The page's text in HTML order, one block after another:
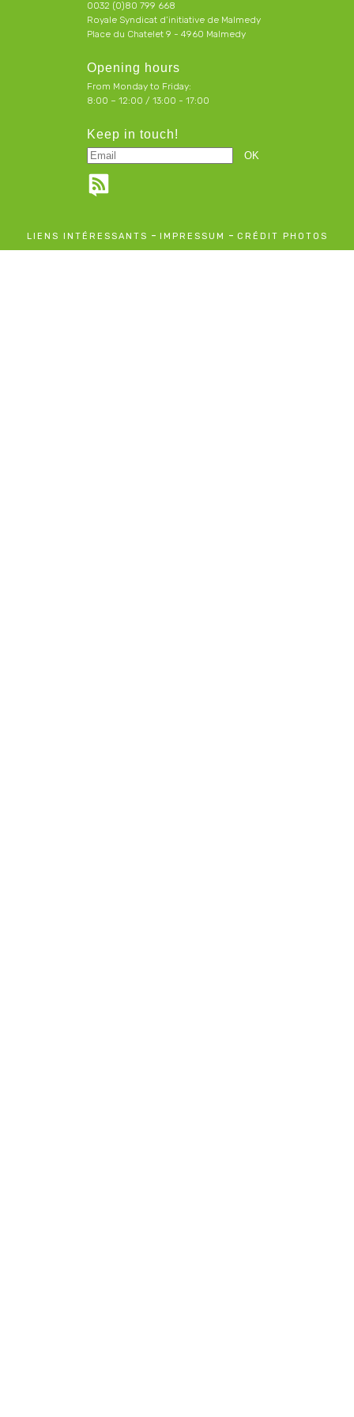
0032 (0)80 799 668
Royale Syndicat d’initiative de Malmedy
Place du Chatelet 9 - 4960 Malmedy
Opening hours
From Monday to Friday:
8:00 – 12:00 / 13:00 - 17:00
Keep in touch!
LIENS INTÉRESSANTS - IMPRESSUM - CRÉDIT PHOTOS